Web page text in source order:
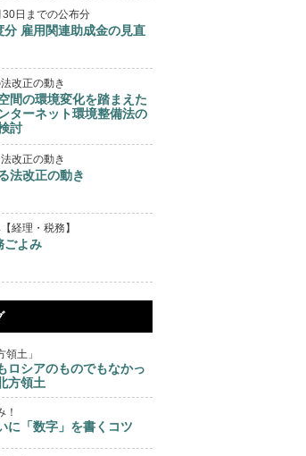
日までの公布分
分 雇用関連助成金の見直
改正の動き
間の環境変化を踏まえた
ターネット環境整備法の
討
改正の動き
法改正の動き
経理・税務】
ごよみ
土」
ロシアのものでもなかっ
方領土
！
に「数字」を書くコツ